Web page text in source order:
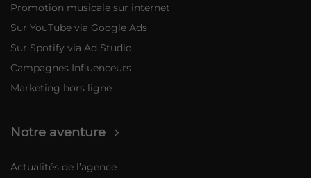
Promotion musicale sur internet
Sur YouTube via Google Ads
Sur Spotify via Ad Studio
Campagnes Influenceurs
Marketing hors ligne
Notre aventure
Actualités de l’agence